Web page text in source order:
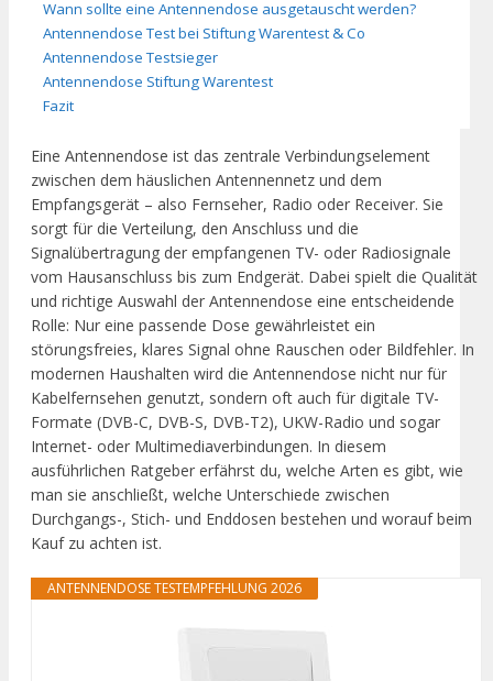
Wann sollte eine Antennendose ausgetauscht werden?
Antennendose Test bei Stiftung Warentest & Co
Antennendose Testsieger
Antennendose Stiftung Warentest
Fazit
Eine Antennendose ist das zentrale Verbindungselement
zwischen dem häuslichen Antennennetz und dem
Empfangsgerät – also Fernseher, Radio oder Receiver. Sie
sorgt für die Verteilung, den Anschluss und die
Signalübertragung der empfangenen TV- oder Radiosignale
vom Hausanschluss bis zum Endgerät. Dabei spielt die Qualität
und richtige Auswahl der Antennendose eine entscheidende
Rolle: Nur eine passende Dose gewährleistet ein
störungsfreies, klares Signal ohne Rauschen oder Bildfehler. In
modernen Haushalten wird die Antennendose nicht nur für
Kabelfernsehen genutzt, sondern oft auch für digitale TV-
Formate (DVB-C, DVB-S, DVB-T2), UKW-Radio und sogar
Internet- oder Multimediaverbindungen. In diesem
ausführlichen Ratgeber erfährst du, welche Arten es gibt, wie
man sie anschließt, welche Unterschiede zwischen
Durchgangs-, Stich- und Enddosen bestehen und worauf beim
Kauf zu achten ist.
ANTENNENDOSE TESTEMPFEHLUNG 2026